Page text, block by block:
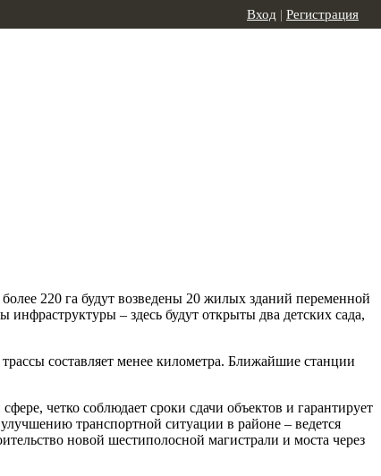
Вход | Регистрация
220 га будут возведены 20 жилых зданий переменной
– здесь будут открыты два детских сада,
составляет менее километра. Ближайшие станции
четко соблюдает сроки сдачи объектов и гарантирует
транспортной ситуации в районе – ведется
новой шестиполосной магистрали и моста через